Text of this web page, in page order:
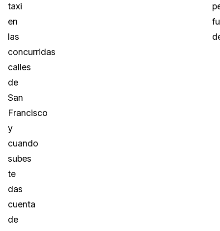
taxi
en
las
concurridas
calles
de
San
Francisco
y
cuando
subes
te
das
cuenta
de